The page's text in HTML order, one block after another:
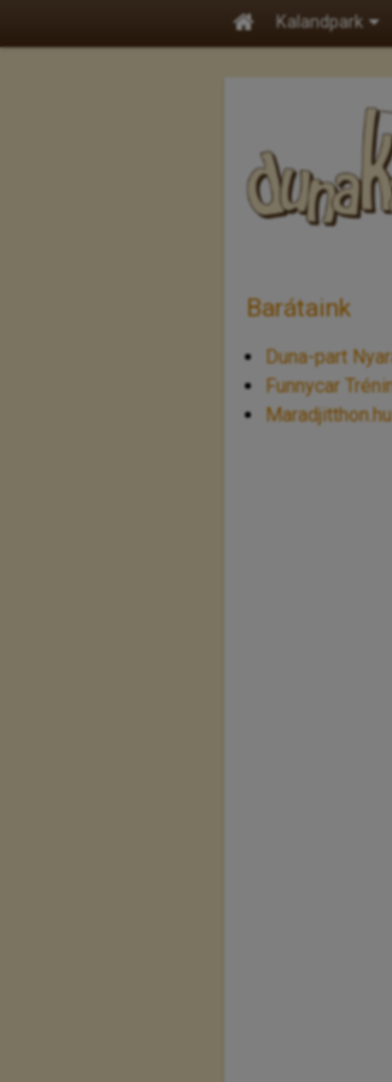
Kalandpark
Barátaink
Duna-part
Funnycar
Maradjitthon.hu